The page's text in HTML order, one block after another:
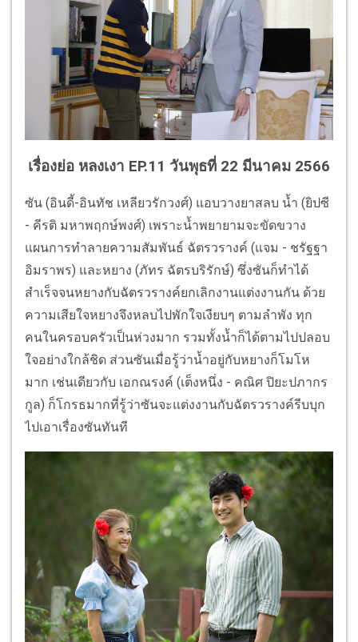
เรื่องย่อ หลงเงา EP.11 วันพุธที่ 22 มีนาคม 2566
ซัน (อินดี้-อินทัช เหลียวรักวงศ์) แอบวางยาสลบ น้ำ (ยิปซี
- คีรติ มหาพฤกษ์พงศ์) เพราะน้ำพยายามจะขัดขวาง
แผนการทำลายความสัมพันธ์ ฉัตรวรางค์ (แจม - ชรัฐฐา
อิมราพร) และหยาง (ภัทร ฉัตรบริรักษ์) ซึ่งซันก็ทำได้
สำเร็จจนหยางกับฉัตรวรางค์ยกเลิกงานแต่งงานกัน ด้วย
ความเสียใจหยางจึงหลบไปพักใจเงียบๆ ตามลำพัง ทุก
คนในครอบครัวเป็นห่วงมาก รวมทั้งน้ำก็ได้ตามไปปลอบ
ใจอย่างใกล้ชิด ส่วนซันเมื่อรู้ว่าน้ำอยู่กับหยางก็โมโห
มาก เช่นเดียวกับ เอกณรงค์ (เต็งหนึ่ง - คณิศ ปิยะปภากร
กูล) ก็โกรธมากที่รู้ว่าซันจะแต่งงานกับฉัตรวรางค์รีบบุก
ไปเอาเรื่องซันทันที